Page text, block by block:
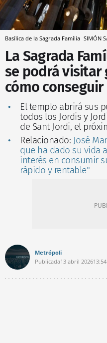
Basílica de la Sagrada Família SIMÓN
La Sagrada
se podrá visitar
cómo
El templo abrirá sus
todos los Jordis y
de Sant Jordi, el
Relacionado: José
que ha dado su vida
interés en consumir
rápido y rentable"
Metrópoli
Publicada13 abril 2026